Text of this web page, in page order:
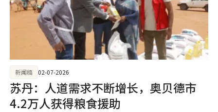
苏丹：人道需求不断增长，奥贝德市
4.2万人获得粮食援助
新闻稿 02-07-2026